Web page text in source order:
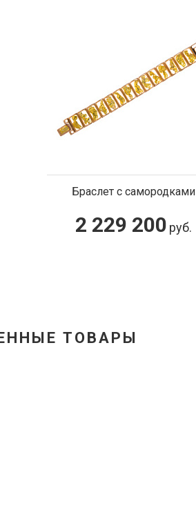
Браслет с самородками
2 229 200 руб.
ТОВАРЫ